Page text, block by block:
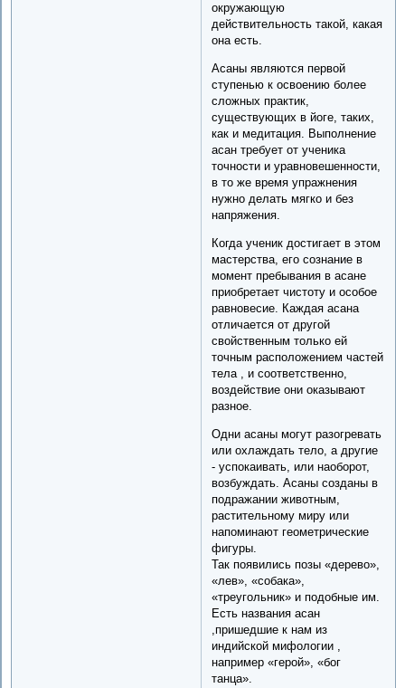
окружающую
действительность такой, какая
она есть.
Асаны являются первой
ступенью к освоению более
сложных практик,
существующих в йоге, таких,
как и медитация. Выполнение
асан требует от ученика
точности и уравновешенности,
в то же время упражнения
нужно делать мягко и без
напряжения.
Когда ученик достигает в этом
мастерства, его сознание в
момент пребывания в асане
приобретает чистоту и особое
равновесие. Каждая асана
отличается от другой
свойственным только ей
точным расположением частей
тела , и соответственно,
воздействие они оказывают
разное.
Одни асаны могут разогревать
или охлаждать тело, а другие
- успокаивать, или наоборот,
возбуждать. Асаны созданы в
подражании животным,
растительному миру или
напоминают геометрические
фигуры.
Так появились позы «дерево»,
«лев», «собака»,
«треугольник» и подобные им.
Есть названия асан
,пришедшие к нам из
индийской мифологии ,
например «герой», «бог
танца».